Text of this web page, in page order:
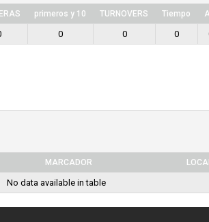
primeros y 10 TURNOVERS Tiempo
0 0 0
MARCADOR
No data available in table